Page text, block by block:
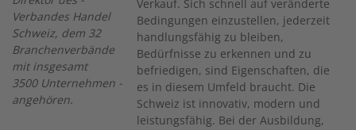
Verbandes Handel
Schweiz, dem 32
Branchenverbände
mit insgesamt
3500 Unternehmen ­
angehören.
Verkauf. Sich schnell auf veränderte
Bedingungen einzustellen, jederzeit
handlungsfähig zu bleiben,
Bedürfnisse zu erkennen und zu
befriedigen, sind Eigenschaften, die
es in diesem Umfeld braucht. Die
Schweiz ist innovativ, modern und
leis­tungsfähig. Bei der Ausbildung,